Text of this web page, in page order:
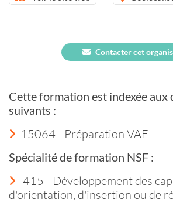
Contacter cet
Cette formation est indexée aux
suivants :
15064 - Préparation VAE
Spécialité de formation NSF :
415 - Développement des
d'orientation, d'insertion ou de